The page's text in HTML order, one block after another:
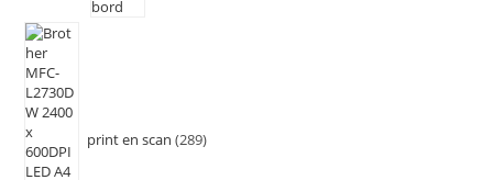
print en scan 289